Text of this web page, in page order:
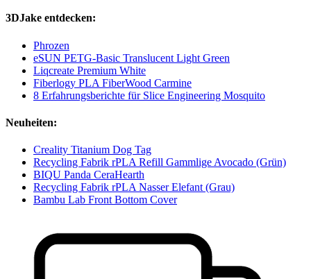
3DJake entdecken:
Phrozen
eSUN PETG-Basic Translucent Light Green
Liqcreate Premium White
Fiberlogy PLA FiberWood Carmine
8 Erfahrungsberichte für Slice Engineering Mosquito
Neuheiten:
Creality Titanium Dog Tag
Recycling Fabrik rPLA Refill Gammlige Avocado (Grün)
BIQU Panda CeraHearth
Recycling Fabrik rPLA Nasser Elefant (Grau)
Bambu Lab Front Bottom Cover